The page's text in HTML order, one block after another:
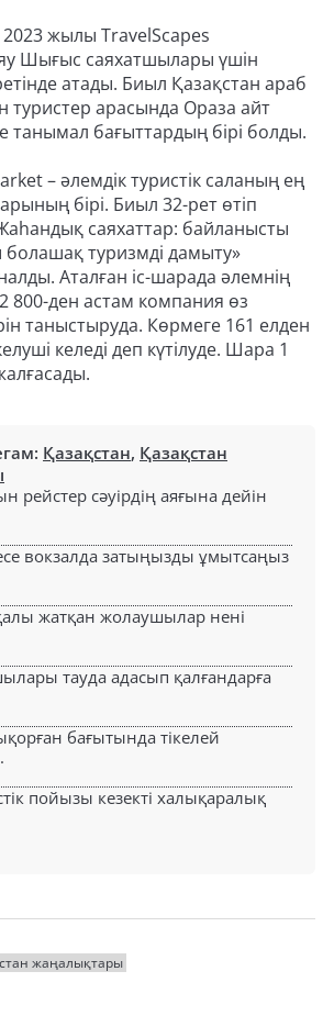
жылы TravelScapes
Шығыс саяхатшылары үшін
атады. Биыл Қазақстан араб
туристер арасында Ораза айт
танымал бағыттардың бірі болды.
– әлемдік туристік саланың ең
бірі. Биыл 32-рет өтіп
саяхаттар: байланысты
туризмді дамыту»
Аталған іс-шарада әлемнің
800-ден астам компания өз
таныстыруда. Көрмеге 161 елден
келеді деп күтілуде. Шара 1
Қазақстан, Қазақстан
рейстер сәуірдің аяғына дейін
вокзалда затыңызды ұмытсаңыз
жатқан жолаушылар нені
тауда адасып қалғандарға
бағытында тікелей
пойызы кезекті халықаралық
жаңалықтары